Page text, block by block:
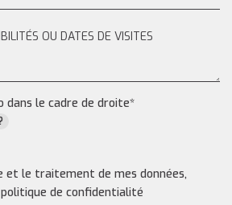
dans le cadre de droite*
et le traitement de mes données,
de confidentialité